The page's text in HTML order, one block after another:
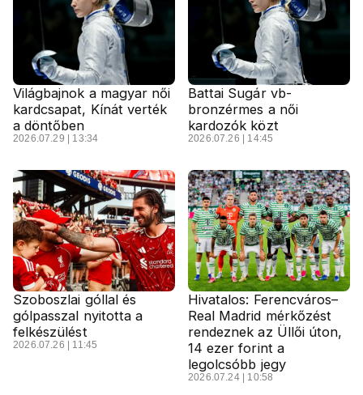
Világbajnok a magyar női
kardcsapat, Kínát verték
a döntőben
2026.07.29 | 13:34
Battai Sugár vb-
bronzérmes a női
kardozók közt
2026.07.26 | 14:45
Szoboszlai góllal és
gólpasszal nyitotta a
felkészülést
2026.07.26 | 11:45
Hivatalos: Ferencváros–
Real Madrid mérkőzést
rendeznek az Üllői úton,
14 ezer forint a
legolcsóbb jegy
2026.07.24 | 10:58